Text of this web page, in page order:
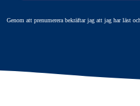
Genom att prenumerera bekräftar jag att jag har läst